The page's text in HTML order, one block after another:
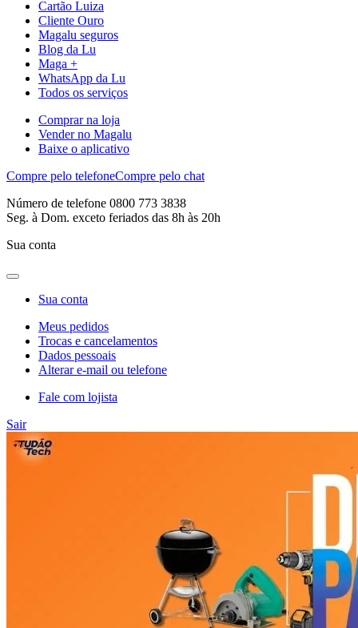
Cartão Luiza
Cliente Ouro
Magalu seguros
Blog da Lu
Maga +
WhatsApp da Lu
Todos os serviços
Comprar na loja
Vender no Magalu
Baixe o aplicativo
Compre pelo telefoneCompre pelo chat
Número de telefone 0800 773 3838
Seg. à Dom. exceto feriados das 8h às 20h
Sua conta
Sua conta
Meus pedidos
Trocas e cancelamentos
Dados pessoais
Alterar e-mail ou telefone
Fale com lojista
Sair